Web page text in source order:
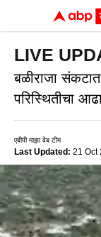
LIVE
बळीराजा
परिस्थितीचा
एबीपी माझा वेब टीम
Last Updated: 21 Oct